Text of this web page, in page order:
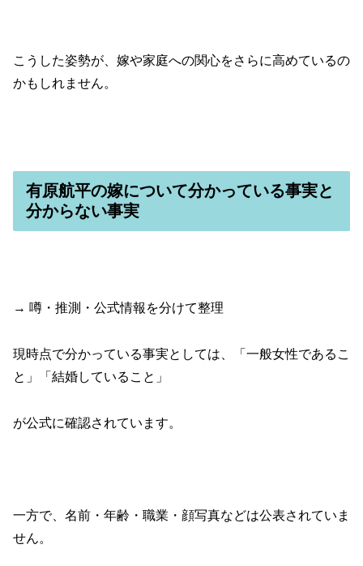
こうした姿勢が、嫁や家庭への関心をさらに高めているの
かもしれません。
有原航平の嫁について分かっている事実と
分からない事実
→ 噂・推測・公式情報を分けて整理
現時点で分かっている事実としては、「一般女性であるこ
と」「結婚していること」
が公式に確認されています。
一方で、名前・年齢・職業・顔写真などは公表されていま
せん。